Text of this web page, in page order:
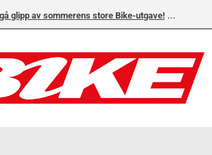
glipp av sommerens store Bike-utgave!